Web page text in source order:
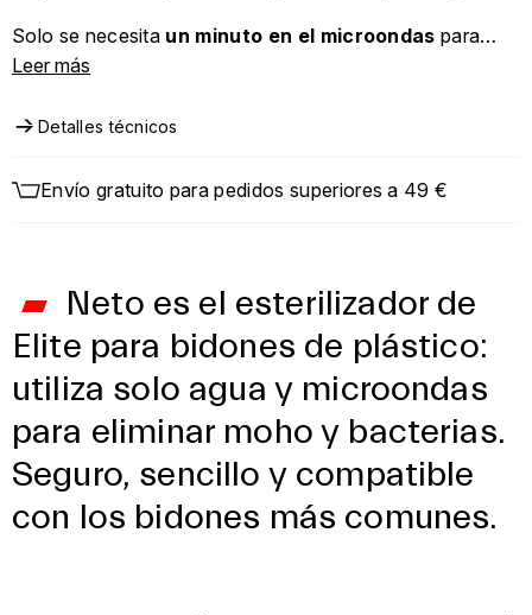
Solo se necesita un minuto en el microondas para
obtener un bidón perfectamente higienizado y listo para
Leer más
Detalles técnicos
Envío gratuito para pedidos superiores a 49 €
Neto es el esterilizador de
Elite para bidones de plástico:
utiliza solo agua y microondas
para eliminar moho y bacterias.
Seguro, sencillo y compatible
con los bidones más comunes.